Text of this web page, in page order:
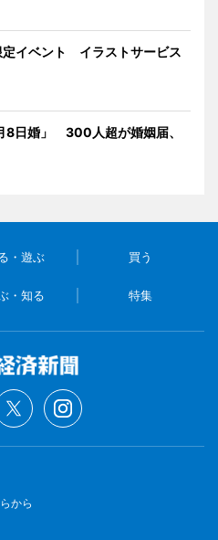
定イベント イラストサービス
8日婚」 300人超が婚姻届、
・遊ぶ 買う
・知る 特集
から